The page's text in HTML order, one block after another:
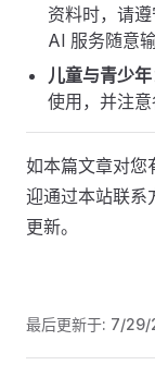
资料时，请
AI 服务随意输
儿童与青少年
使用，并注意
如本篇文章对您
迎通过本站联系
更新。
最后更新于: 7/29/